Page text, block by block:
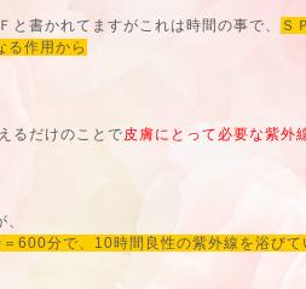
と書かれてますがこれは時間の事で、
Ｓ
作用から
るだけのことで皮膚にとって必要な紫外
600分で、10時間良性の紫外線を浴びて